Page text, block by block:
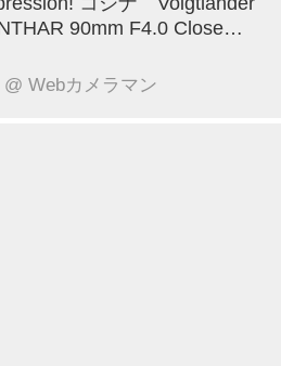
90mm F4.0 Close
●マウント:ベッサM ●photo
@ Webカメラマン